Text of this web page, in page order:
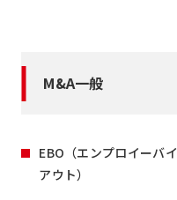
M&A一般
EBO（エンプロイーバイ
アウト）